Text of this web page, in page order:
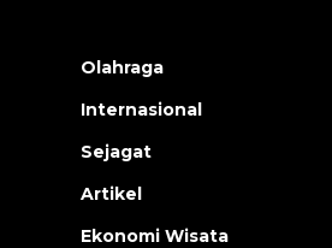
Olahraga
Internasional
Sejagat
Artikel
Ekonomi Wisata